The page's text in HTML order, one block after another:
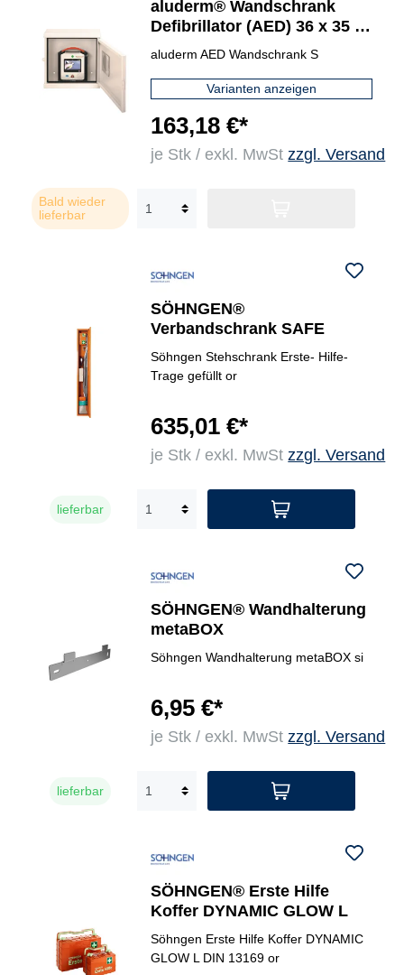
aluderm® Wandschrank
Defibrillator (AED) 36 x 35 x
12 cm (B x H x T)
aluderm AED Wandschrank S
Varianten anzeigen
163,18 €*
je Stk / exkl. MwStzzgl. Versand
Bald wieder
lieferbar
SÖHNGEN®
Verbandschrank SAFE
Söhngen Stehschrank Erste- Hilfe-
Trage gefüllt or
635,01 €*
je Stk / exkl. MwStzzgl. Versand
lieferbar
SÖHNGEN® Wandhalterung
metaBOX
Söhngen Wandhalterung metaBOX si
6,95 €*
je Stk / exkl. MwStzzgl. Versand
lieferbar
SÖHNGEN® Erste Hilfe
Koffer DYNAMIC GLOW L
Söhngen Erste Hilfe Koffer DYNAMIC
GLOW L DIN 13169 or